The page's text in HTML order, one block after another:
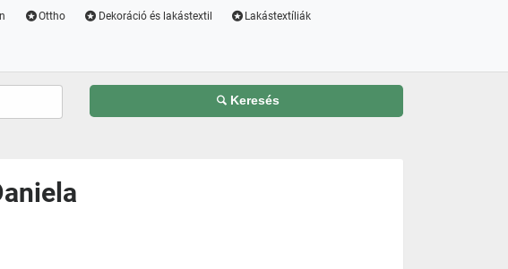
Ottho Dekoráció és lakástextil Lakástextíliák
Keresés